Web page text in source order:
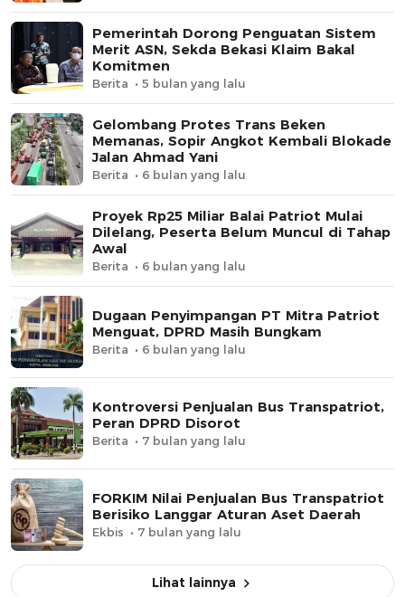
Pemerintah Dorong Penguatan Sistem
Merit ASN, Sekda Bekasi Klaim Bakal
Komitmen
Berita 5 bulan yang lalu
Gelombang Protes Trans Beken
Memanas, Sopir Angkot Kembali Blokade
Jalan Ahmad Yani
Berita 6 bulan yang lalu
Proyek Rp25 Miliar Balai Patriot Mulai
Dilelang, Peserta Belum Muncul di Tahap
Awal
Berita 6 bulan yang lalu
Dugaan Penyimpangan PT Mitra Patriot
Menguat, DPRD Masih Bungkam
Berita 6 bulan yang lalu
Kontroversi Penjualan Bus Transpatriot,
Peran DPRD Disorot
Berita 7 bulan yang lalu
FORKIM Nilai Penjualan Bus Transpatriot
Berisiko Langgar Aturan Aset Daerah
Ekbis 7 bulan yang lalu
Lihat lainnya